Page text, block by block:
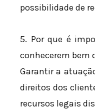
possibilidade de
5. Por que é
conhecerem bem
Garantir a
direitos dos
recursos legais